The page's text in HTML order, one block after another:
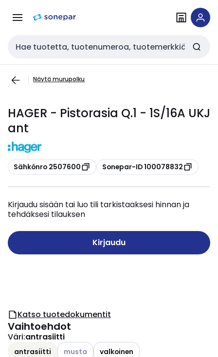
navigointiinsisältöön
Haku
Näytä murupolku
HAGER - Pistorasia Q.1 - 1S/16A UKJ
ant
Kopioi
Sähkönro 2507600 Kopioi
Sonepar-ID 100078832
Kirjaudu sisään tai luo tili tarkistaaksesi hinnan ja
tehdäksesi tilauksen
Kirjaudu
Katso tuotedokumentit
Vaihtoehdot
Väri:antrasiitti
antrasiitti Katso käytettävissä olevat vaihtoehdot
musta valkoinen